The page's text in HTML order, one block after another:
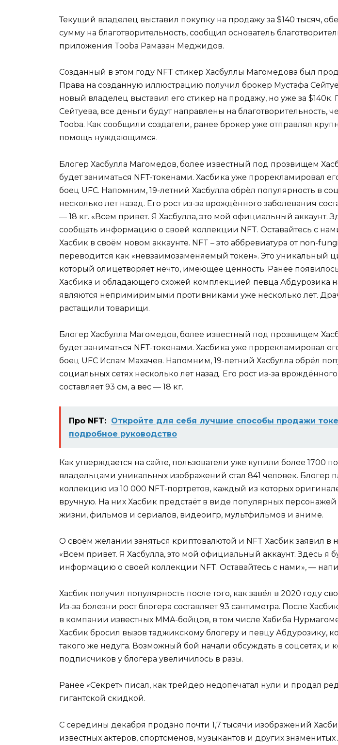
Текущий владелец выставил покупку на продажу за $140 тысяч,
сумму на благотворительность, сообщил основатель
приложения Tooba Рамазан Меджидов.
Созданный в этом году NFT стикер Хасбуллы Магомедова был
Права на созданную иллюстрацию получил брокер Мустафа
новый владелец выставил его стикер на продажу, но уже за $140к.
Сейтуева, все деньги будут направлены на благотворительность,
Tooba. Как сообщили создатели, ранее брокер уже отправлял
помощь нуждающимся.
Блогер Хасбулла Магомедов, более известный под прозвищем
будет заниматься NFT-токенами. Хасбика уже прорекламировал
боец UFC. Напомним, 19-летний Хасбулла обрёл популярность в
несколько лет назад. Его рост из-за врождённого заболевания
— 18 кг. «Всем привет. Я Хасбулла, это мой официальный аккаунт.
сообщать информацию о своей коллекции NFT. Оставайтесь с
Хасбик в своём новом аккаунте. NFT – это аббревиатура от non-
переводится как «невзаимозаменяемый токен». Это уникальный
который олицетворяет нечто, имеющее ценность. Ранее
Хасбика и обладающего схожей комплекцией певца Абдурозика
являются непримиримыми противниками уже несколько лет.
растащили товарищи.
Блогер Хасбулла Магомедов, более известный под прозвищем
будет заниматься NFT-токенами. Хасбика уже прорекламировал
боец UFC Ислам Махачев. Напомним, 19-летний Хасбулла обрёл
социальных сетях несколько лет назад. Его рост из-за
составляет 93 см, а вес — 18 кг.
Про NFT: Откройте для себя лучшие способы продажи
подробное руководство
Как утверждается на сайте, пользователи уже купили более 1700
владельцами уникальных изображений стал 841 человек. Блогер
коллекцию из 10 000 NFT-портретов, каждый из которых
вручную. На них Хасбик предстаёт в виде популярных
жизни, фильмов и сериалов, видеоигр, мультфильмов и аниме.
О своём желании заняться криптовалютой и NFT Хасбик заявил в
«Всем привет. Я Хасбулла, это мой официальный аккаунт. Здесь я
информацию о своей коллекции NFT. Оставайтесь с нами», —
Хасбик получил популярность после того, как завёл в 2020 году
Из-за болезни рост блогера составляет 93 сантиметра. После
в компании известных MMA-бойцов, в том числе Хабиба
Хасбик бросил вызов таджикскому блогеру и певцу Абдурозику,
такого же недуга. Возможный бой начали обсуждать в соцсетях, и
подписчиков у блогера увеличилось в разы.
Ранее «Секрет» писал, как трейдер недопечатал нули и продал
гигантской скидкой.
С середины декабря продано почти 1,7 тысячи изображений
известных актеров, спортсменов, музыкантов и других знаменитых